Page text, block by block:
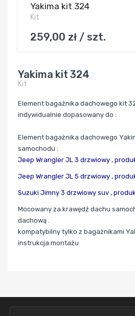
Yakima kit 324
Kit
259,00 zł / szt.
Yakima kit 324
Kit
Element bagażnika dachowego kit
indywidualnie dopasowany do :
Element bagażnika dachowego
samochodu :
Jeep Wrangler JL 3 drzwiowy ,
Jeep Wrangler JL 5 drzwiowy ,
Suzuki Jimny 3 drzwiowy suv ,
Mocowany za krawędź dachu
dachową .
kompatybilny tylko z bagażnikami
instrukcja montażu